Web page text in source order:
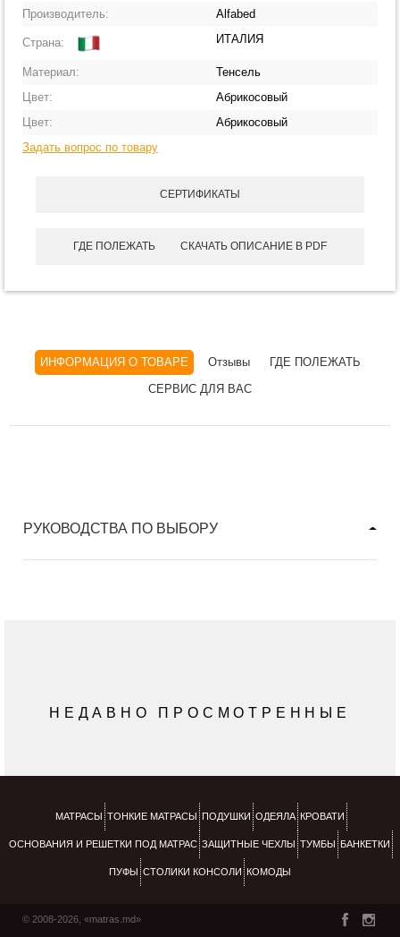
Производитель: Alfabed
Страна: ИТАЛИЯ
Материал:
Тенсель
Цвет:
Абрикосовый
Цвет:
Абрикосовый
Задать вопрос по товару
СЕРТИФИКАТЫ
ГДЕ ПОЛЕЖАТЬ СКАЧАТЬ ОПИСАНИЕ В PDF
ИНФОРМАЦИЯ О ТОВАРЕ Отзывы
ГДЕ ПОЛЕЖАТЬ
СЕРВИС ДЛЯ ВАС
РУКОВОДСТВА ПО ВЫБОРУ
НЕДАВНО ПРОСМОТРЕННЫЕ
МАТРАСЫ ТОНКИЕ МАТРАСЫ ПОДУШКИ ОДЕЯЛА КРОВАТИ
ОСНОВАНИЯ И РЕШЕТКИ ПОД МАТРАС ЗАЩИТНЫЕ ЧЕХЛЫ ТУМБЫ БАНКЕТКИ
ПУФЫ СТОЛИКИ КОНСОЛИ КОМОДЫ
© 2008-2026, «matras.md»